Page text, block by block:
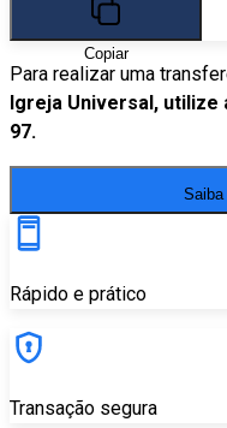
Copiar
Para realizar uma
Igreja Universal, utilize
97.
Rápido e prático
Transação segura